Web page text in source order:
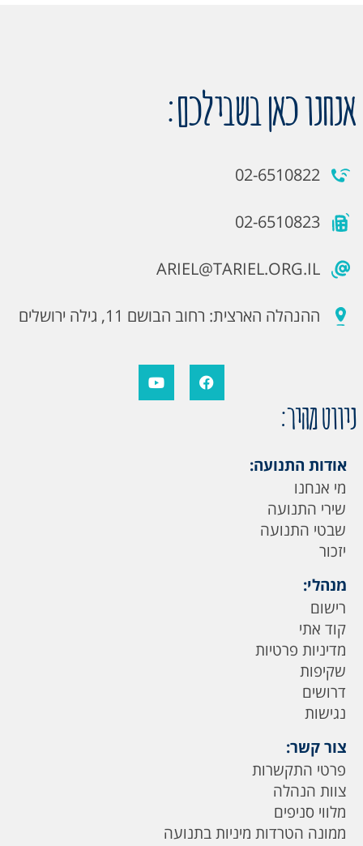
אנחנו כאן בשבילכם:
02-6510822
02-6510823
ARIEL@TARIEL.ORG.IL
ההנהלה הארצית: רחוב הבושם 11, גילה ירושלים
ניווט מהיר:
אודות התנועה:
מי אנחנו
שירי התנועה
שבטי התנועה
יזכור
מנהלי:
רישום
קוד אתי
מדיניות פרטיות
שקיפות
דרושים
נגישות
צור קשר:
פרטי התקשרות
צוות הנהלה
מלווי סניפים
ממונה הטרדות מיניות בתנועה